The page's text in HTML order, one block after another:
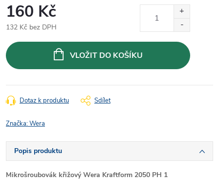
160 Kč
132 Kč bez DPH
cena:
VLOŽIT DO KOŠÍKU
Dotaz k produktu Sdílet
Značka:Wera
Popis produktu
Mikrošroubovák křižový Wera Kraftform 2050 PH 1